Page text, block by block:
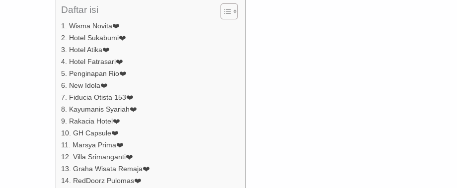
Daftar isi
1. Wisma Novita❤️
2. Hotel Sukabumi❤️
3. Hotel Atika❤️
4. Hotel Fatrasari❤️
5. Penginapan Rio❤️
6. New Idola❤️
7. Fiducia Otista 153❤️
8. Kayumanis Syariah❤️
9. Rakacia Hotel❤️
10. GH Capsule❤️
11. Marsya Prima❤️
12. Villa Srimanganti❤️
13. Graha Wisata Remaja❤️
14. RedDoorz Pulomas❤️